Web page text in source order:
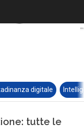
digitale
tutte le